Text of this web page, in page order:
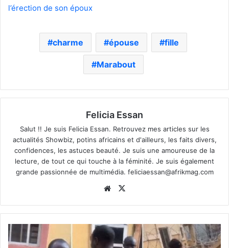
l’érection de son époux
charme épouse fille
Marabout
Felicia Essan
Salut !! Je suis Felicia Essan. Retrouvez mes articles sur les
actualités Showbiz, potins africains et d'ailleurs, les faits divers,
confidences, les astuces beauté. Je suis une amoureuse de la
lecture, de tout ce qui touche à la féminité. Je suis également
grande passionnée de multimédia. feliciaessan@afrikmag.com
Website